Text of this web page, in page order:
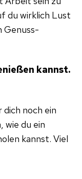
du wirklich Lust
Genuss-
kannst.
noch ein
wie du ein
kannst. Viel